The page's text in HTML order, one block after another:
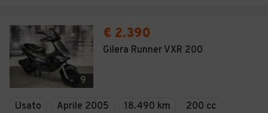
9
€ 2.390
Gilera Runner VXR 200
Usato Aprile 2005 18.490 km
200 cc